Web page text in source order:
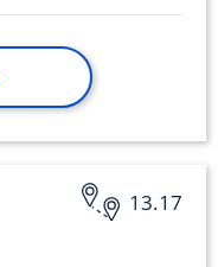
13.17